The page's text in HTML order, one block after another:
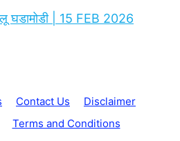
| 15 FEB 2026
Contact Us
Disclaimer
Terms and Conditions